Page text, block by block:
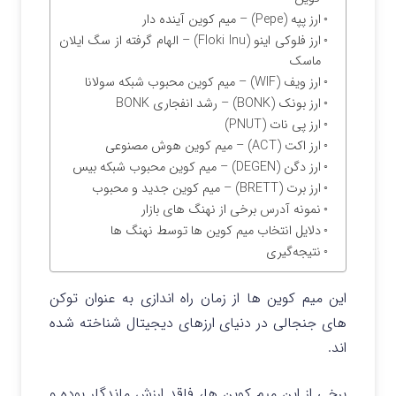
ارز پپه (Pepe) – میم کوین آینده دار
ارز فلوکی اینو (Floki Inu) – الهام گرفته از سگ ایلان
ماسک
ارز ویف (WIF) – میم کوین محبوب شبکه سولانا
ارز بونک (BONK) – رشد انفجاری BONK
ارز پی نات (PNUT)
ارز اکت (ACT) – میم کوین هوش مصنوعی
ارز دگن (DEGEN) – میم کوین محبوب شبکه بیس
ارز برت (BRETT) – میم کوین جدید و محبوب
نمونه آدرس برخی از نهنگ های بازار
دلایل انتخاب میم کوین ها توسط نهنگ ها
نتیجه‌گیری
این میم کوین ها از زمان راه اندازی به عنوان توکن
های جنجالی در دنیای ارزهای دیجیتال شناخته شده‌
اند.